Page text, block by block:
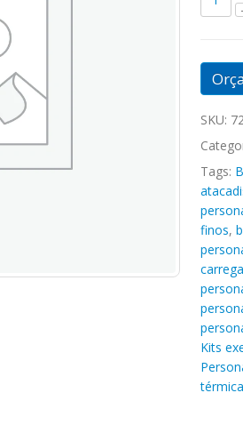
SKU:
Tags:
finos,
Kits
térmica